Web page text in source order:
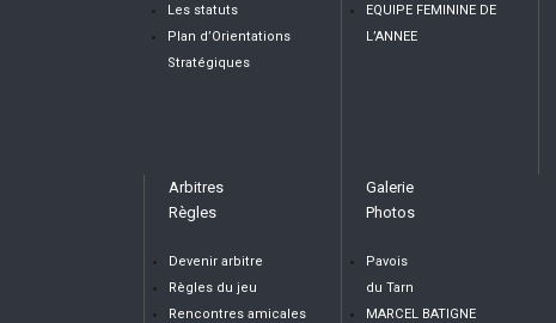
Les statuts
Plan d’Orientations
Stratégiques
EQUIPE FEMININE DE
L’ANNEE
Arbitres
Règles
Devenir arbitre
Règles du jeu
Rencontres amicales
Galerie
Photos
Pavois
du Tarn
MARCEL BATIGNE